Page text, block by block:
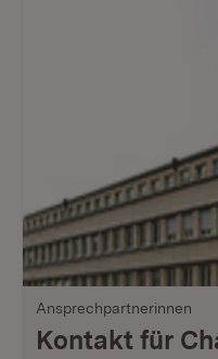
Ansprechpartnerinnen
Kontakt für